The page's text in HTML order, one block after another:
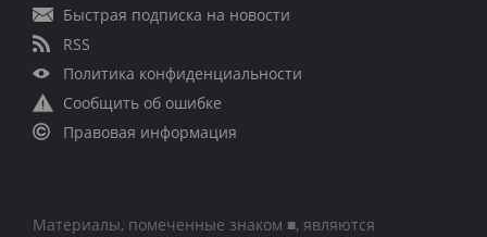
Быстрая подписка на новости
RSS
Политика конфиденциальности
Сообщить об ошибке
Правовая информация
Материалы, помеченные знаком ■, являются